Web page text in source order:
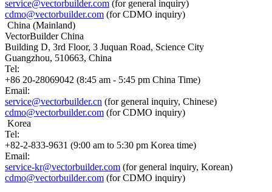
service@vectorbuilder.com (for general inquiry)
cdmo@vectorbuilder.com (for CDMO inquiry)
China (Mainland)
VectorBuilder China
Building D, 3rd Floor, 3 Juquan Road, Science City
Guangzhou, 510663, China
Tel:
+86 20-28069042 (8:45 am - 5:45 pm China Time)
Email:
service@vectorbuilder.cn (for general inquiry, Chinese)
cdmo@vectorbuilder.com (for CDMO inquiry)
Korea
Tel:
+82-2-833-9631 (9:00 am to 5:30 pm Korea time)
Email:
service-kr@vectorbuilder.com (for general inquiry, Korean)
cdmo@vectorbuilder.com (for CDMO inquiry)